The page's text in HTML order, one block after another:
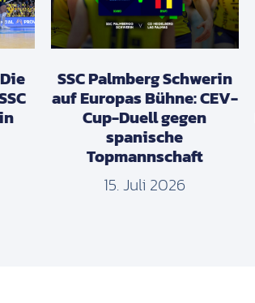
SSC Palmberg Schwerin
auf Europas Bühne: CEV-
Cup-Duell gegen
spanische
Topmannschaft
15. Juli 2026